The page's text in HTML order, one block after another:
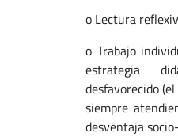
o Lectura
o Trabajo
estrategia
desfavorecido
siempre
desventaja